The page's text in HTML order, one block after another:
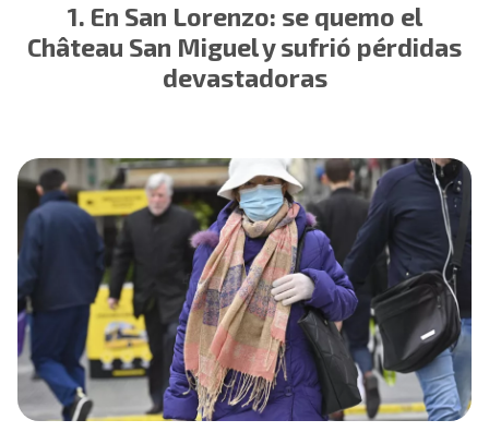
En San Lorenzo: se quemo el
Château San Miguel y sufrió pérdidas
devastadoras